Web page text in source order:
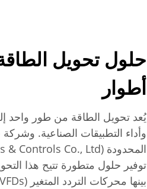
حلول تحويل
أطوار
يُعد تحويل الطاقة من طور واحد إلى
وأداء التطبيقات الصناعية.
توفير حلول متطورة تتيح هذا